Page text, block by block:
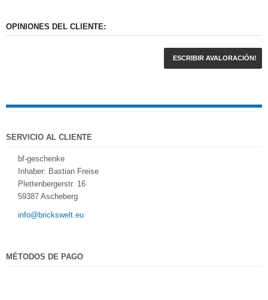
OPINIONES DEL CLIENTE:
ESCRIBIR AVALORACIÓN!
SERVICIO AL CLIENTE
bf-geschenke
Inhaber: Bastian Freise
Plettenbergerstr. 16
59387 Ascheberg
info@brickswelt.eu
MÉTODOS DE PAGO